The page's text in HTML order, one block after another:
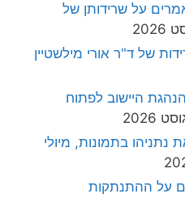
על שרידותן של
של ד"ר אורי מילשטיין
היישוב לפתוח
נתניהו בתמונות, מיולי
על ההתנתקות